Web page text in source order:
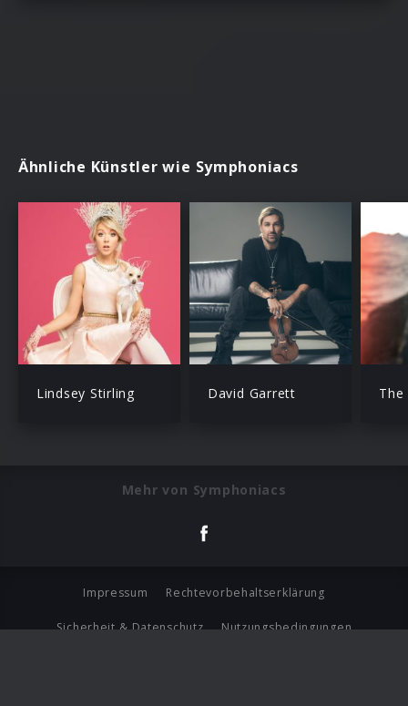
Ähnliche Künstler wie Symphoniacs
Lindsey Stirling David Garrett
Mehr von Symphoniacs
Impressum Rechtevorbehaltserklärung
Sicherheit & Datenschutz Nutzungsbedingungen